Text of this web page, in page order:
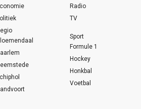
Radio
TV
Sport
Formule 1
Hockey
Honkbal
Voetbal